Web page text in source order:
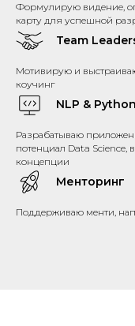
Формулирую видение,
карту для успешной
Team
Мотивирую и
коучинг
NLP & Python
Разрабатываю
потенциал Data
концепции
Менторинг
Поддерживаю менти,